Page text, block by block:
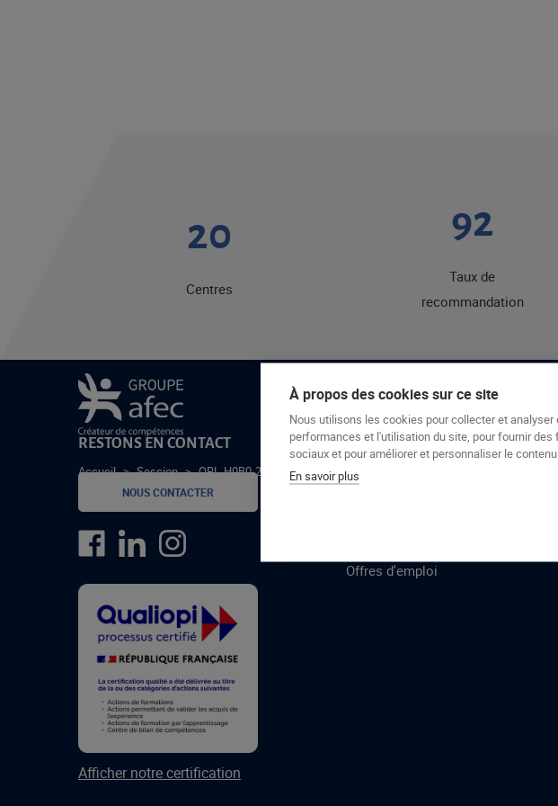
Le groupe Afec Formations
Accueil > Session > ORL-H0B0-24-2
20
Centres
92
Taux de
recommandation
RESTONS EN CONTACT
NOUS CONTACTER
Afficher notre certification
GROUPE AFEC
Formations
Offres d'emploi
À propos des cookies sur ce site
Nous utilisons les cookies pour collecter et
performances et l'utilisation du site, pour fournir
sociaux et pour améliorer et personnaliser le
En savoir plus